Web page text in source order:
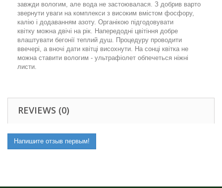
завжди вологим, але вода не застоювалася. З добрив варто
звернути уваги на комплекси з високим вмістом фосфору,
калію і додаванням азоту. Органікою підгодовувати
квітку можна двічі на рік. Напередодні цвітіння добре
влаштувати бегонії теплий душ. Процедуру проводити
ввечері, а вночі дати квітці висохнути. На сонці квітка не
можна ставити вологим - ультрафіолет обпечеться ніжні
листи.
REVIEWS (0)
Напишите отзыв первым!